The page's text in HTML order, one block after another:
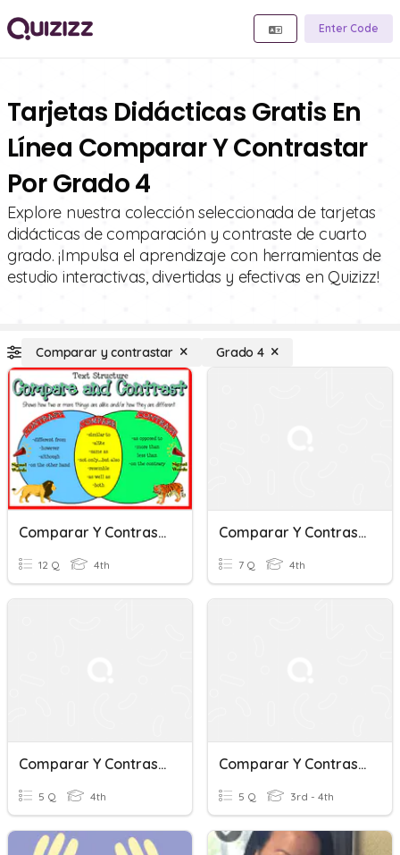
Enter Code
Tarjetas Didácticas Gratis En
Línea Comparar Y Contrastar
Por Grado 4
Explore nuestra colección seleccionada de tarjetas
didácticas de comparación y contraste de cuarto
grado. ¡Impulsa el aprendizaje con herramientas de
estudio interactivas, divertidas y efectivas en Quizizz!
Comparar y contrastar Grado 4
Comparar Y Contrastar
12 Q 4th
Comparar Y Contrastar 2
7 Q 4th
Comparar Y Contrastar Juego
5 Q 4th
Comparar Y Contrastar 2
5 Q 3rd - 4th